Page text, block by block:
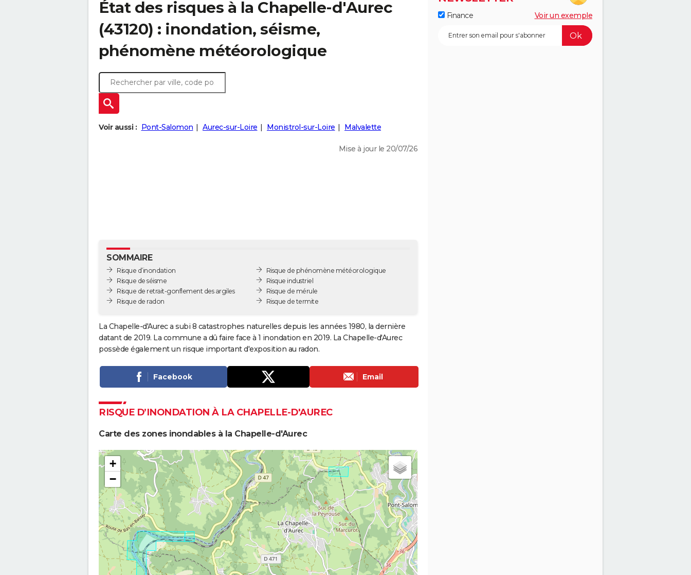
État des risques à la Chapelle-d'Aurec
(43120) : inondation, séisme,
phénomène météorologique
Voir aussi : Pont-Salomon Aurec-sur-Loire Monistrol-sur-Loire Malvalette
Mise à jour le 20/07/26
SOMMAIRE
Risque d’inondation
Risque de séisme
Risque de retrait-gonflement des argiles
Risque de radon
Risque de phénomène météorologique
Risque industriel
Risque de mérule
Risque de termite
La Chapelle-d'Aurec a subi 8 catastrophes naturelles depuis les années 1980, la dernière
datant de 2019. La commune a dû faire face à 1 inondation en 2019. La Chapelle-d'Aurec
possède également un risque important d'exposition au radon.
Facebook Email
RISQUE D’INONDATION À LA CHAPELLE-D'AUREC
Carte des zones inondables à la Chapelle-d'Aurec
+
−
Finance Voir un exemple